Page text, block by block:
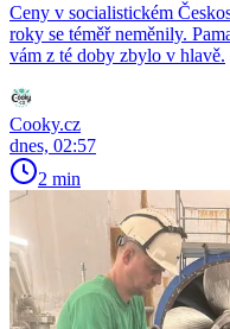
Ceny v socialistickém
roky se téměř neměnily.
vám z té doby zbylo v hlavě.
Cooky.cz
dnes, 02:57
2 min